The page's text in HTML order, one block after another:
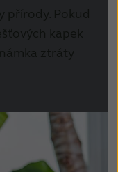
přírody.
Pokud
kapek
ztráty